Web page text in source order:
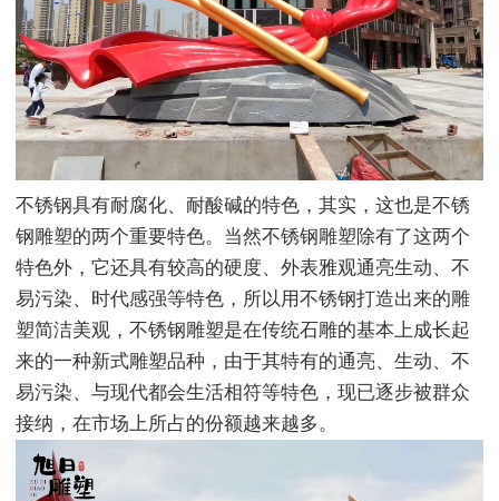
不锈钢具有耐腐化、耐酸碱的特色，其实，这也是不锈
钢雕塑的两个重要特色。当然不锈钢雕塑除有了这两个
特色外，它还具有较高的硬度、外表雅观通亮生动、不
易污染、时代感强等特色，所以用不锈钢打造出来的雕
塑简洁美观，不锈钢雕塑是在传统石雕的基本上成长起
来的一种新式雕塑品种，由于其特有的通亮、生动、不
易污染、与现代都会生活相符等特色，现已逐步被群众
接纳，在市场上所占的份额越来越多。